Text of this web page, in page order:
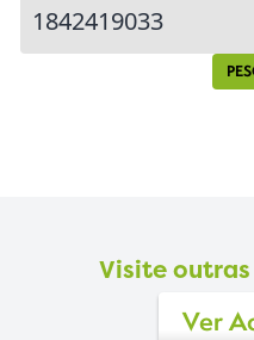
Visite outras
Ver